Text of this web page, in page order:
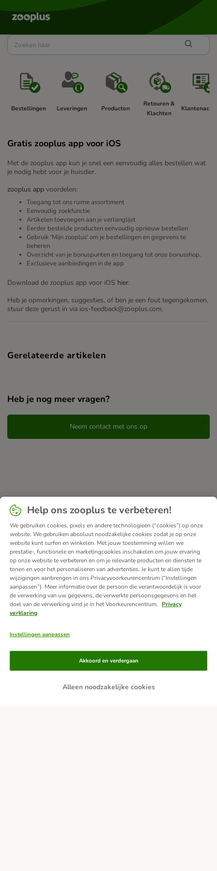
Bestellingen Leveringen Producten
Retouren &
Klachten
Gratis zooplus app voor iOS
Met de zooplus app kun je snel een eenvoudig alles bestellen wat
je nodig hebt voor je huisdier.
zooplus app voordelen:
Toegang tot ons ruime assortiment
Eenvoudig zoekfunctie
Artikelen toevoegen aan je verlanglijst
Eerder bestelde producten eenvoudig opnieuw bestellen
Gebruik 'Mijn zooplus' om je bestellingen en gegevens te
beheren
Overzicht van je bonuspunten en toegang tot onze bonusshop.
Exclusieve aanbiedingen in de app
Download de zooplus app voor iOS hier:
Heb je opmerkingen, suggesties, of ben je een fout tegengekomen,
stuur deze gerust in via ios-feedback@zooplus.com.
Gerelateerde artikelen
Heb je nog meer vragen?
Neem contact met ons op
Betaalmethoden
Achteraf betalen
Help ons zooplus te verbeteren!
We gebruiken cookies, pixels en andere technologieën (“cookies”) op onze
website. We gebruiken absoluut noodzakelijke cookies zodat je op onze
website kunt surfen en winkelen. Met jouw toestemming willen we
prestatie-, functionele en marketingcookies inschakelen om jouw ervaring
op onze website te verbeteren en om je relevante producten en diensten te
tonen en voor het personaliseren van advertenties. Je kunt te allen tijde
wijzigingen aanbrengen in ons Privacyvoorkeurencentrum (“Instellingen
aanpassen”). Meer informatie over de persoon die verantwoordelijk is voor
de verwerking van uw gegevens, de verwerkte persoonsgegevens en het
doel van de verwerking vind je in het Voorkeurencentrum.
Privacy
verklaring
Instellingen aanpassen
Alleen noodzakelijke cookies
Akkoord en verdergaan